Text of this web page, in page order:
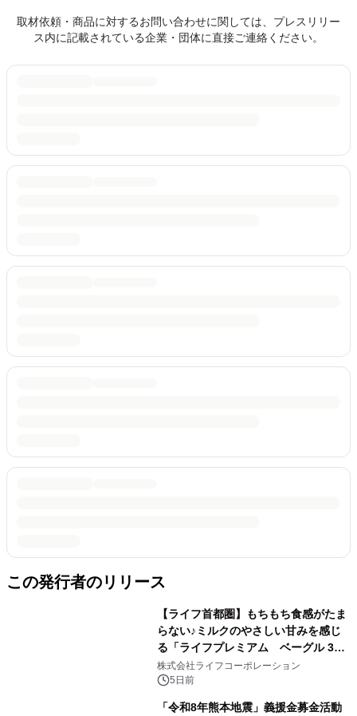
取材依頼・商品に対するお問い合わせに関しては、プレスリリー
ス内に記載されている企業・団体に直接ご連絡ください。
この発行者のリリース
【ライフ首都圏】もちもち食感がたま
らない♪ミルクのやさしい甘みを感じ
る「ライフプレミアム ベーグル 3
種」を新発売！
株式会社ライフコーポレーション
5日前
「令和8年熊本地震」義援金募金活動